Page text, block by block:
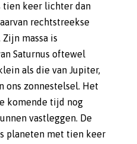
tien keer lichter dan
rechtstreekse
massa is
Saturnus oftewel
als die van Jupiter,
ons zonnestelsel. Het
komende tijd nog
vastleggen. De
planeten met tien keer